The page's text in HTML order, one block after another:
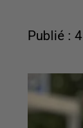
Publié :